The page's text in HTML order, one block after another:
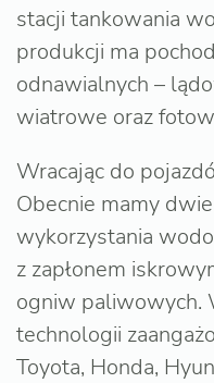
stacji tankowania
produkcji ma
odnawialnych –
wiatrowe oraz
Wracając do
Obecnie mamy
wykorzystania
z zapłonem
ogniw paliwowych.
technologii
Toyota, Honda,